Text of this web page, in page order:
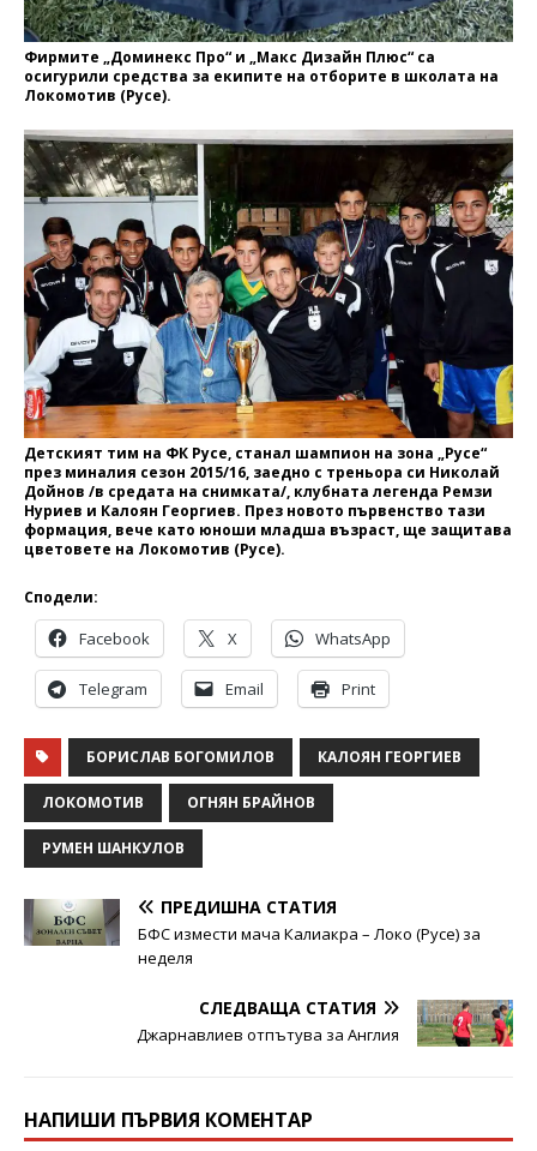
Фирмите „Доминекс Про“ и „Макс Дизайн Плюс“ са
осигурили средства за екипите на отборите в школата на
Локомотив (Русе).
Детският тим на ФК Русе, станал шампион на зона „Русе“
през миналия сезон 2015/16, заедно с треньора си Николай
Дойнов /в средата на снимката/, клубната легенда Ремзи
Нуриев и Калоян Георгиев. През новото първенство тази
формация, вече като юноши младша възраст, ще защитава
цветовете на Локомотив (Русе).
Сподели:
Facebook X WhatsApp
Telegram Email Print
БОРИСЛАВ БОГОМИЛОВ КАЛОЯН ГЕОРГИЕВ
ЛОКОМОТИВ ОГНЯН БРАЙНОВ
РУМЕН ШАНКУЛОВ
ПРЕДИШНА СТАТИЯ
БФС измести мача Калиакра – Локо (Русе) за
неделя
СЛЕДВАЩА СТАТИЯ
Джарнавлиев отпътува за Англия
НАПИШИ ПЪРВИЯ КОМЕНТАР